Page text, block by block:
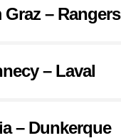
– Rangers
– Laval
– Dunkerque